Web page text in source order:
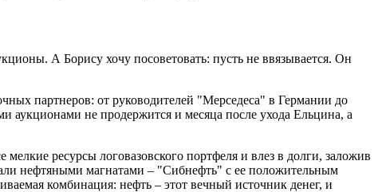
А Борису хочу посоветовать: пусть не ввязывается. Он
партнеров: от руководителей "Мерседеса" в Германии до
аукционами не продержится и месяца после ухода Ельцина, а
ресурсы логовазовского портфеля и влез в долги, заложив
нефтяными магнатами – "Сибнефть" с ее положительным
комбинация: нефть – этот вечный источник денег, и